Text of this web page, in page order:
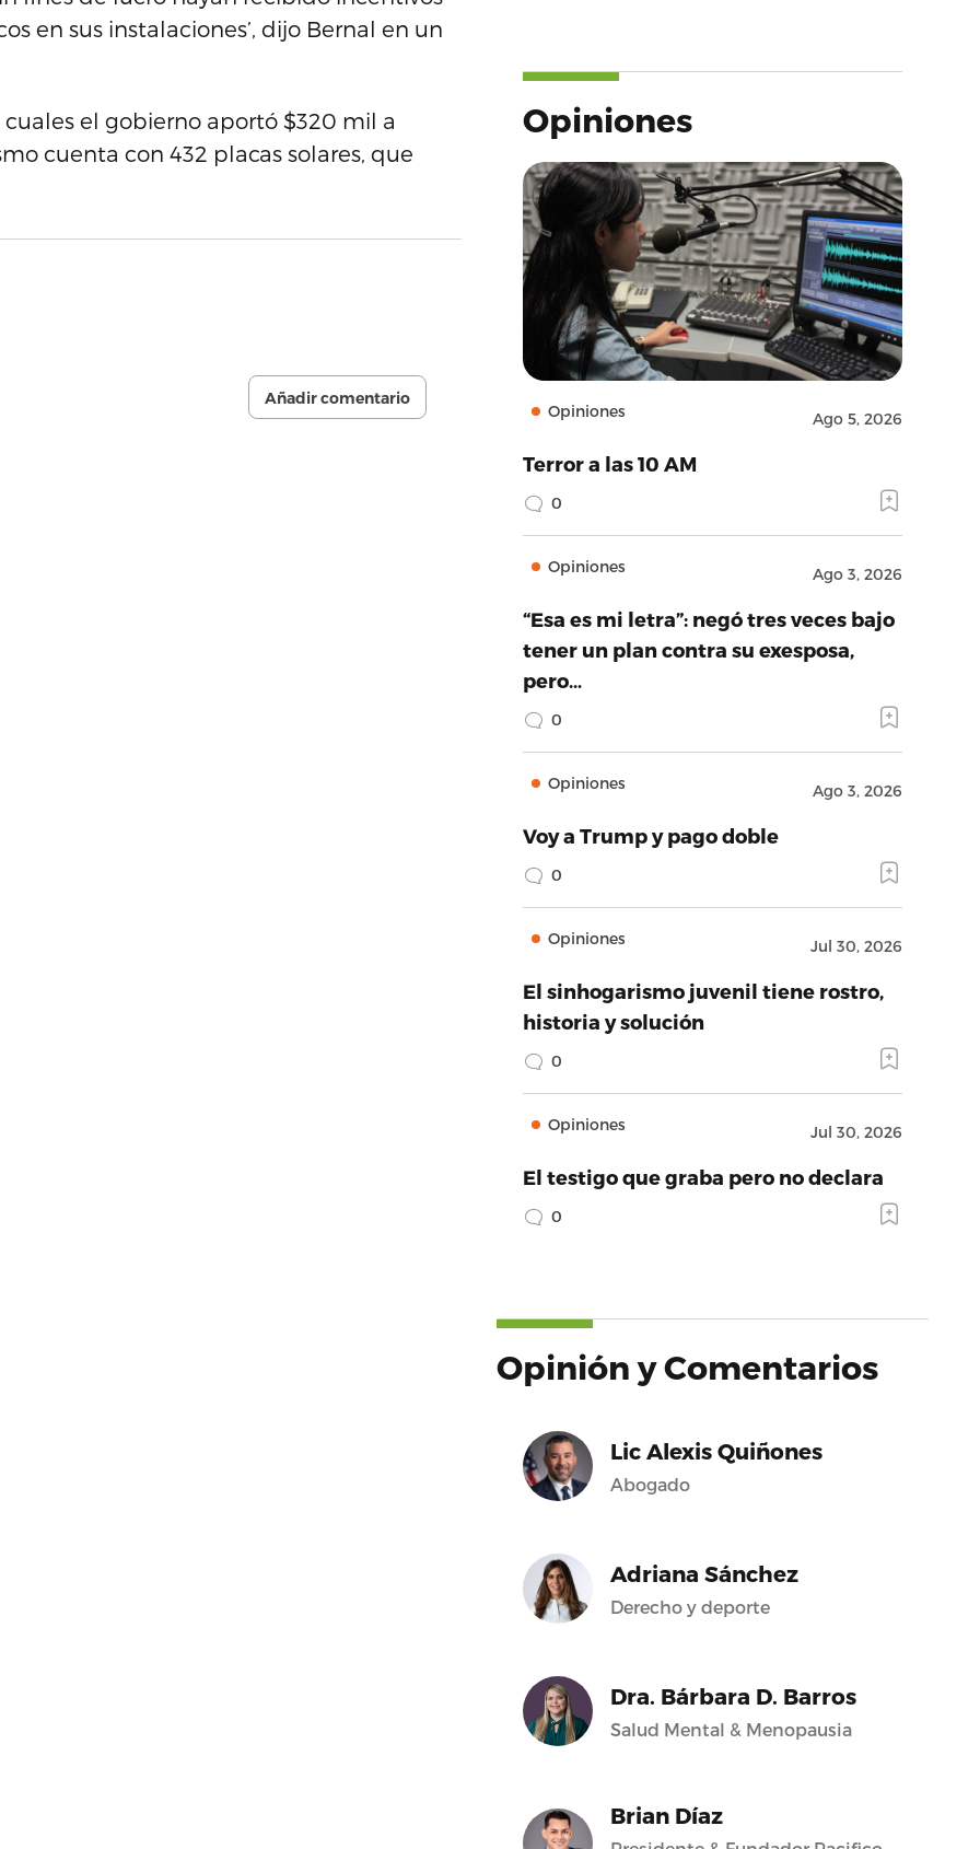
en sus instalaciones’, dijo Bernal en un
el gobierno aportó $320 mil a
cuenta con 432 placas solares, que
Añadir comentario
Opiniones
Opiniones Ago 5, 2026
Terror a las 10 AM
0
Opiniones Ago 3, 2026
“Esa es mi letra”: negó tres veces bajo
tener un plan contra su exesposa,
pero…
0
Opiniones Ago 3, 2026
Voy a Trump y pago doble
0
Opiniones Jul 30, 2026
El sinhogarismo juvenil tiene rostro,
historia y solución
0
Opiniones Jul 30, 2026
El testigo que graba pero no declara
0
Opinión y Comentarios
Lic Alexis Quiñones
Abogado
Adriana Sánchez
Derecho y deporte
Dra. Bárbara D. Barros
Salud Mental & Menopausia
Brian Díaz